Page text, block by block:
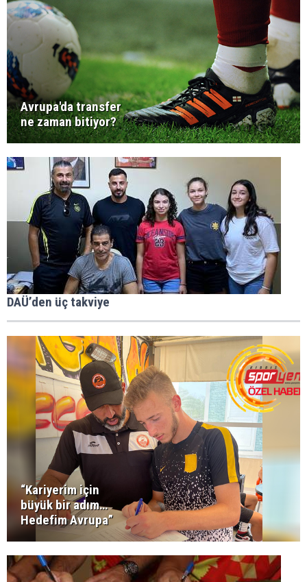
Avrupa'da transfer
ne zaman bitiyor?
DAÜ’den üç takviye
“Kariyerim için
büyük bir adım…
Hedefim Avrupa”